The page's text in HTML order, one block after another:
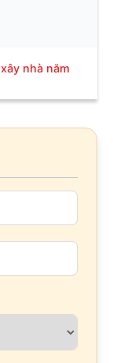
nhà năm